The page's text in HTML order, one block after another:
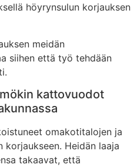
höyrynsulun korjauksen
meidän
siihen että työ tehdään
kattovuodot
omakotitalojen ja
Heidän laaja
takaavat, että